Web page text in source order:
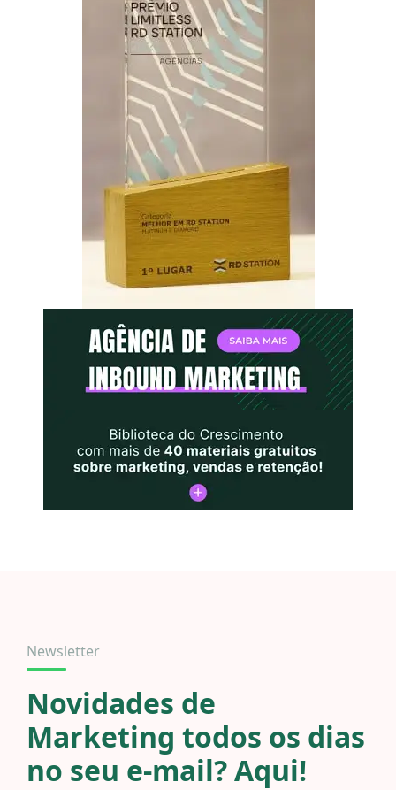
Newsletter
Novidades de
Marketing todos os dias
no seu e-mail? Aqui!